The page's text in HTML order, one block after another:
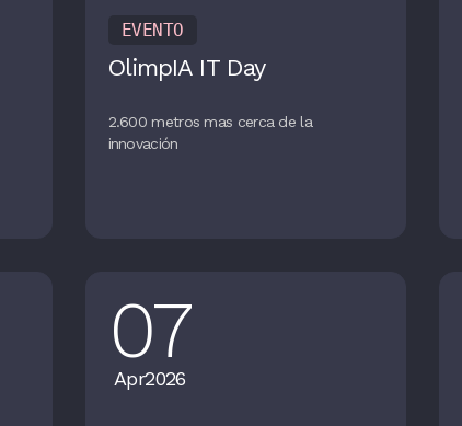
EVENTO
OlimpIA IT Day
2.600 metros mas cerca de la
innovación
07
Apr2026